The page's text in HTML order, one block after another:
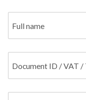
Full name
Document ID / VAT